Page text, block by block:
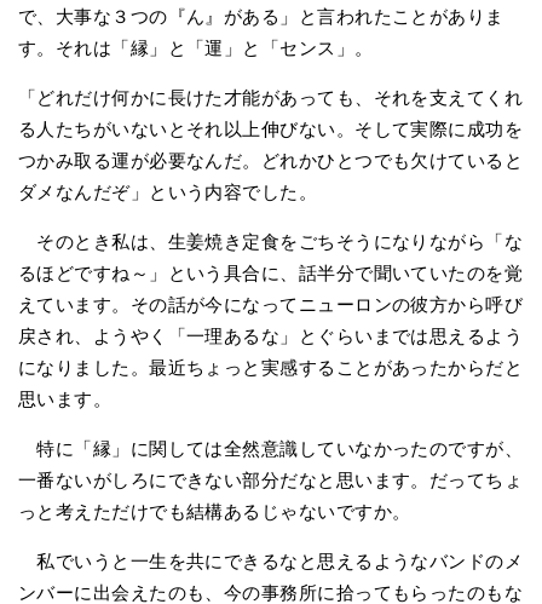
で、大事な３つの『ん』がある」と言われたことがありま
す。それは「縁」と「運」と「センス」。
「どれだけ何かに長けた才能があっても、それを支えてくれ
る人たちがいないとそれ以上伸びない。そして実際に成功を
つかみ取る運が必要なんだ。どれかひとつでも欠けていると
ダメなんだぞ」という内容でした。
そのとき私は、生姜焼き定食をごちそうになりながら「な
るほどですね～」という具合に、話半分で聞いていたのを覚
えています。その話が今になってニューロンの彼方から呼び
戻され、ようやく「一理あるな」とぐらいまでは思えるよう
になりました。最近ちょっと実感することがあったからだと
思います。
特に「縁」に関しては全然意識していなかったのですが、
一番ないがしろにできない部分だなと思います。だってちょ
っと考えただけでも結構あるじゃないですか。
私でいうと一生を共にできるなと思えるようなバンドのメ
ンバーに出会えたのも、今の事務所に拾ってもらったのもな